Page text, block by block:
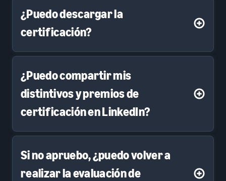
¿Puedo descargar la
certificación?
¿Puedo compartir mis
distintivos y premios de
certificación en LinkedIn?
Si no apruebo, ¿puedo volver a
realizar la evaluación de